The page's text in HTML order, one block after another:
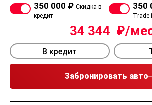
350 000 ₽ Скидка в
кредит
350
Trade-
34 344
В кредит
Забронировать авто